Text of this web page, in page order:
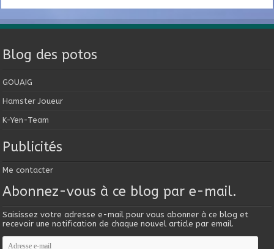
Blog des potos
GOUAIG
Hamster Joueur
K-Yen-Team
Publicités
Me contacter
Abonnez-vous à ce blog par e-mail.
Saisissez votre adresse e-mail pour vous abonner à ce blog et
recevoir une notification de chaque nouvel article par email.
Adresse